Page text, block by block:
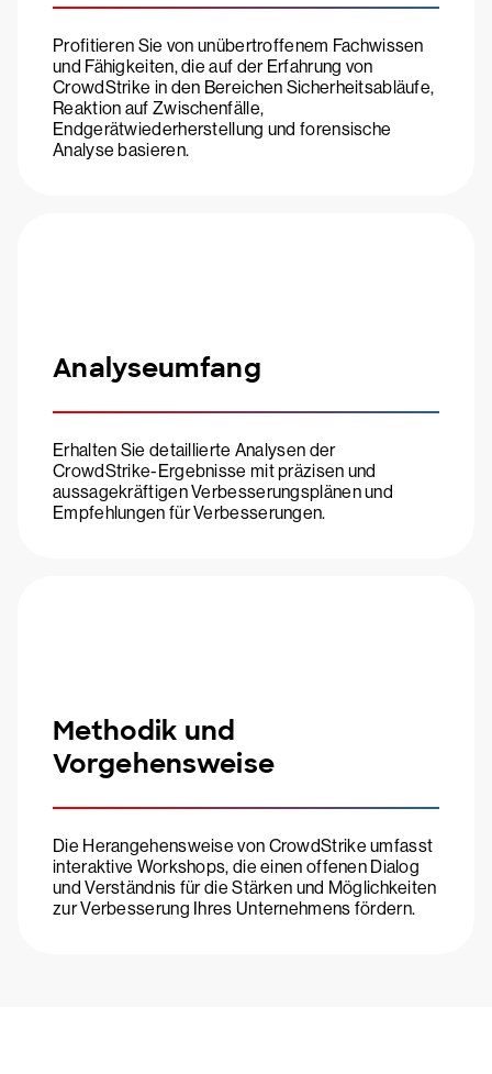
Profitieren Sie von unübertroffenem Fachwissen
und Fähigkeiten, die auf der Erfahrung von
CrowdStrike in den Bereichen Sicherheitsabläufe,
Reaktion auf Zwischenfälle,
Endgerätwiederherstellung und forensische
Analyse basieren.
Analyseumfang
Erhalten Sie detaillierte Analysen der
CrowdStrike-Ergebnisse mit präzisen und
aussagekräftigen Verbesserungsplänen und
Empfehlungen für Verbesserungen.
Methodik und
Vorgehensweise
Die Herangehensweise von CrowdStrike umfasst
interaktive Workshops, die einen offenen Dialog
und Verständnis für die Stärken und Möglichkeiten
zur Verbesserung Ihres Unternehmens fördern.